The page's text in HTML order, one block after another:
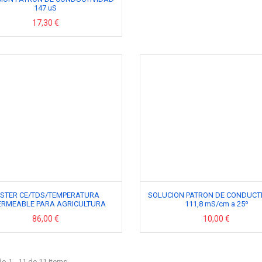
147 uS
17,30 €
CE/TDS/TEMPERATURA
PARA AGRICULTURA
86,00 €
SOLUCION PATRON DE
111,8 mS/cm a 25º
10,00 €